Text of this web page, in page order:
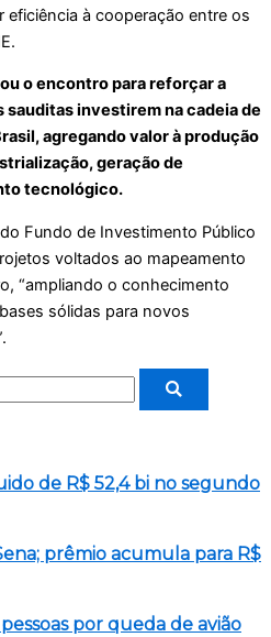
eficiência à cooperação entre os
o encontro para reforçar a
investirem na cadeia de
agregando valor à produção
geração de
tecnológico.
Fundo de Investimento Público
voltados ao mapeamento
“ampliando o conhecimento
sólidas para novos
de R$ 52,4 bi no segundo
prêmio acumula para R$
por queda de avião